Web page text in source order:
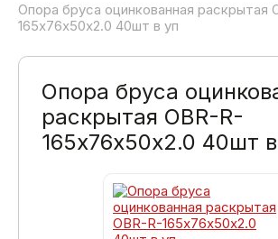
Опора бруса оцинкованная раскрытая
165х76х50х2.0 40шт в уп
Опора бруса
раскрытая OBR-R-
165х76х50х2.0 40шт